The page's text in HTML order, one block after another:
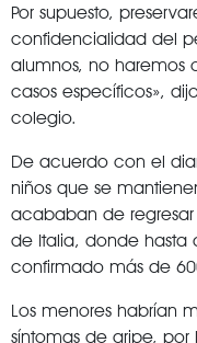
Por supuesto,
confidencialidad del
alumnos, no haremos
casos específicos»,
colegio.
De acuerdo con el
niños que se
acababan de
de Italia, donde hasta
confirmado más de
Los menores habrían
síntomas de gripe, por